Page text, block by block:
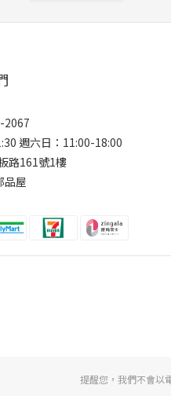
2067
週六日：11:00-18:00
路161號1樓
品屋
提醒您，我們不會以